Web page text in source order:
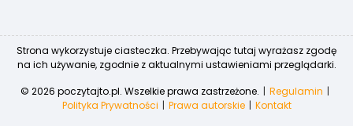
Strona wykorzystuje ciasteczka. Przebywając tutaj wyrażasz zgodę
na ich używanie, zgodnie z aktualnymi ustawieniami przeglądarki.
© 2026 poczytajto.pl. Wszelkie prawa zastrzeżone.
Regulamin
Polityka Prywatności
Prawa autorskie Kontakt